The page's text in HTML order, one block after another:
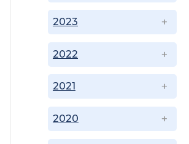
2020
2021
2022
2023